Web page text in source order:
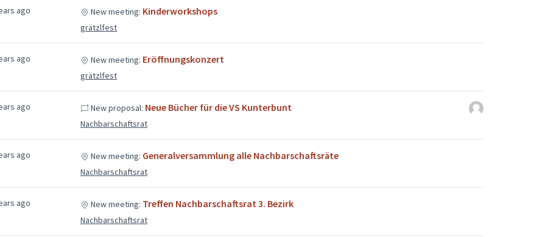
ago New meeting: Kinderworkshops
grätzlfest
ago New meeting: Eröffnungskonzert
grätzlfest
ago New proposal: Neue Bücher für die VS Kunterbunt
Nachbarschaftsrat
ago New meeting: Generalversammlung alle Nachbarschaftsräte
Nachbarschaftsrat
ago New meeting: Treffen Nachbarschaftsrat 3. Bezirk
Nachbarschaftsrat